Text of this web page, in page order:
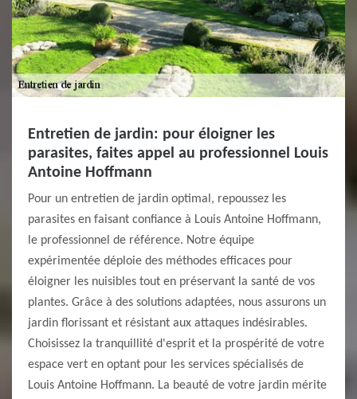
Entretien de jardin: pour éloigner les
parasites, faites appel au professionnel Louis
Antoine Hoffmann
Pour un entretien de jardin optimal, repoussez les
parasites en faisant confiance à Louis Antoine Hoffmann,
le professionnel de référence. Notre équipe
expérimentée déploie des méthodes efficaces pour
éloigner les nuisibles tout en préservant la santé de vos
plantes. Grâce à des solutions adaptées, nous assurons un
jardin florissant et résistant aux attaques indésirables.
Choisissez la tranquillité d'esprit et la prospérité de votre
espace vert en optant pour les services spécialisés de
Louis Antoine Hoffmann. La beauté de votre jardin mérite